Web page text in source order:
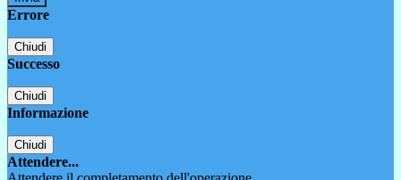
Errore
Chiudi
Successo
Chiudi
Informazione
Chiudi
Attendere...